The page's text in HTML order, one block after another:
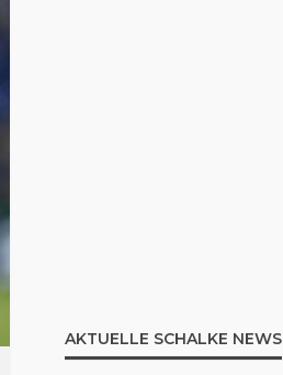
AKTUELLE SCHALKE NEWS